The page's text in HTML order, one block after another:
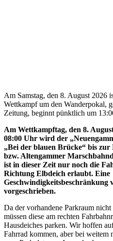
Am Samstag, den 8. August 2026
Wettkampf um den Wanderpokal,
Zeitung, beginnt pünktlich um
Am Wettkampftag, den 8.
08:00 Uhr wird der
„Bei der blauen Brücke“ bis
bzw. Altengammer
ist in dieser Zeit nur noch die
Richtung Elbdeich erlaubt. Eine
Geschwindigkeitsbeschränkung
vorgeschrieben.
Da der vorhandene Parkraum
müssen diese am rechten
Hausdeiches parken. Wir hoffen
Fahrrad kommen, aber bei